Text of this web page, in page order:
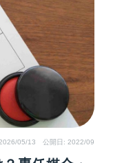
05/13 公開日: 2022/09